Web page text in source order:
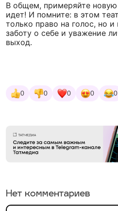
В общем, примеряйте
идет! И помните: в этом
только право на голос, но и
заботу о себе и уважение
выход.
0 0 0 0 0
Нет комментариев